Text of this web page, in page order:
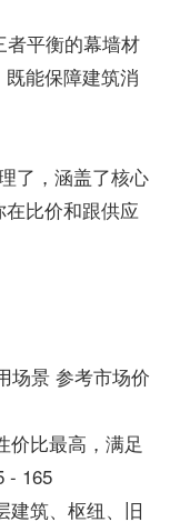
平衡的幕墙材
能保障建筑消
，涵盖了核心
比价和跟供应
景 参考市场价
比最高，满足
- 165
筑、枢纽、旧